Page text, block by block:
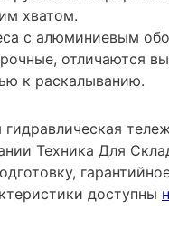
хватом.
с алюминиевым
отличаются
к раскалыванию.
Техника Для
доступны